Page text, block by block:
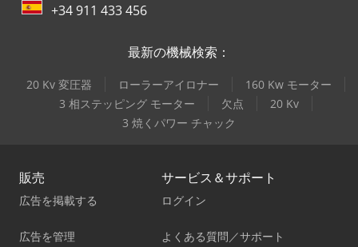
+34 911 433 456
最新の機械検索：
20 Kv 変圧器 ローラーアイロナー
160 Kw モーター
3 相ステッピング モーター
欠点
20 Kv
3 焼くパワー チャック
販売
広告を掲載する
広告を管理
サービス＆サポート
ログイン
よくある質問／サポート